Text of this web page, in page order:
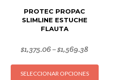
PROTEC PROPAC
SLIMLINE ESTUCHE
FLAUTA
$1,375.06–$1,569.38
SELECCIONAR OPCIONES
Este